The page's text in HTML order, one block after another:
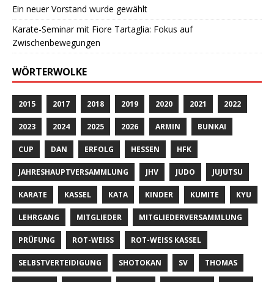
Ein neuer Vorstand wurde gewählt
Karate-Seminar mit Fiore Tartaglia: Fokus auf
Zwischenbewegungen
WÖRTERWOLKE
2015 2017 2018 2019 2020 2021 2022
2023 2024 2025 2026 ARMIN BUNKAI
CUP DAN ERFOLG HESSEN HFK
JAHRESHAUPTVERSAMMLUNG JHV JUDO JUJUTSU
KARATE KASSEL KATA KINDER KUMITE KYU
LEHRGANG MITGLIEDER MITGLIEDERVERSAMMLUNG
PRÜFUNG ROT-WEISS ROT-WEISS KASSEL
SELBSTVERTEIDIGUNG SHOTOKAN SV THOMAS